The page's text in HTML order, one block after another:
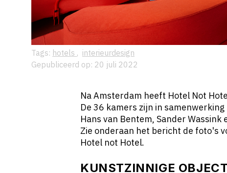
Tags: hotels , interieurdesign
Gepubliceerd op: 20 juli 2022
Na Amsterdam heeft Hotel Not
De 36 kamers zijn in
Hans van Bentem, Sander
Zie onderaan het bericht de foto's
Hotel not Hotel.
KUNSTZINNIGE